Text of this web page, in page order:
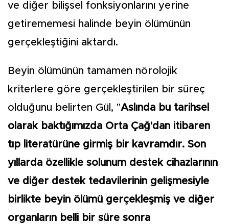
ve diğer bilişsel fonksiyonlarını yerine
getirememesi halinde beyin ölümünün
gerçekleştiğini aktardı.
Beyin ölümünün tamamen nörolojik
kriterlere göre gerçekleştirilen bir süreç
olduğunu belirten Gül, "Aslında bu tarihsel
olarak baktığımızda Orta Çağ'dan itibaren
tıp literatürüne girmiş bir kavramdır. Son
yıllarda özellikle solunum destek cihazlarının
ve diğer destek tedavilerinin gelişmesiyle
birlikte beyin ölümü gerçekleşmiş ve diğer
organların belli bir süre sonra